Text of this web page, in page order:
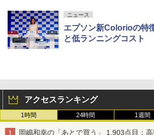
ニュース
エプソン新Colorioの特
と低ランニングコスト
アクセスランキング
1時間 24時間 1週間
岡嶋和幸の「あとで買う」 1,903点目：